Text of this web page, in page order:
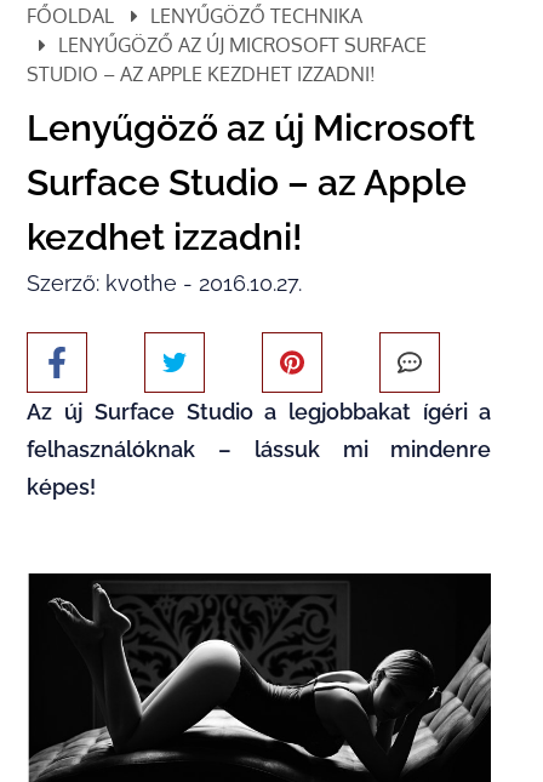
FŐOLDAL
LENYŰGÖZŐ TECHNIKA
LENYŰGÖZŐ AZ ÚJ MICROSOFT SURFACE
STUDIO – AZ APPLE KEZDHET IZZADNI!
Lenyűgöző az új Microsoft
Surface Studio – az Apple
kezdhet izzadni!
Szerző: kvothe - 2016.10.27.
Az új Surface Studio a legjobbakat ígéri a
felhasználóknak – lássuk mi mindenre
képes!